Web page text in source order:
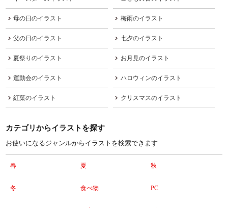
母の日のイラスト 梅雨のイラスト
父の日のイラスト 七夕のイラスト
夏祭りのイラスト お月見のイラスト
運動会のイラスト ハロウィンのイラスト
紅葉のイラスト クリスマスのイラスト
カテゴリからイラストを探す
お使いになるジャンルからイラストを検索できます
春 夏 秋
冬 食べ物 PC